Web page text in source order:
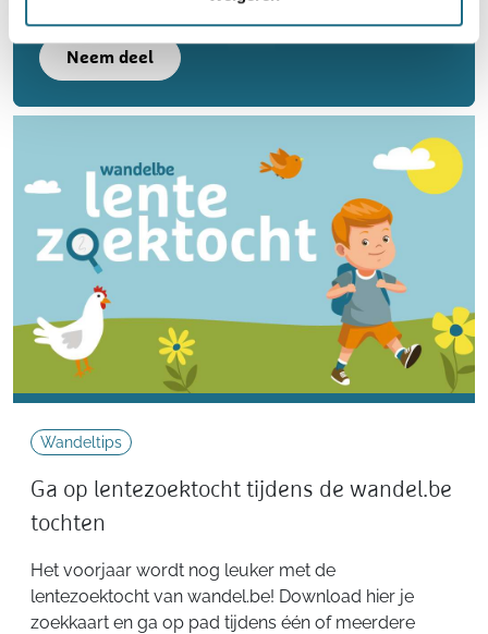
Neem deel
Wandeltips
Ga op lentezoektocht tijdens de wandel.be
tochten
Het voorjaar wordt nog leuker met de
lentezoektocht van wandel.be! Download hier je
zoekkaart en ga op pad tijdens één of meerdere